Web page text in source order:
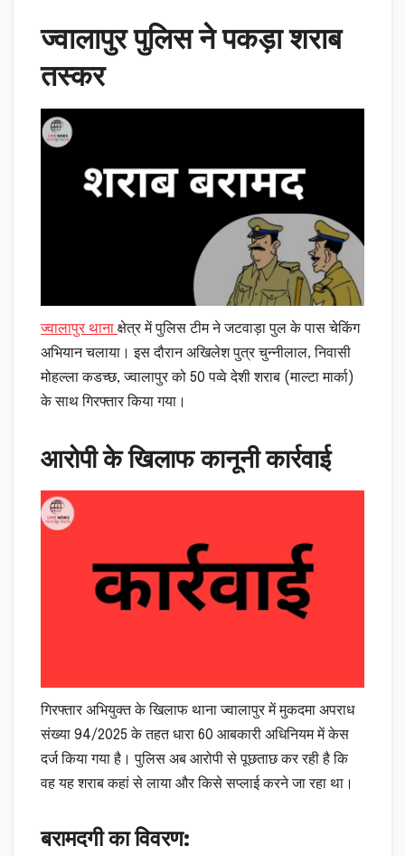
ज्वालापुर पुलिस ने पकड़ा शराब
तस्कर
ज्वालापुर थाना क्षेत्र में पुलिस टीम ने जटवाड़ा पुल के पास चेकिंग
अभियान चलाया। इस दौरान अखिलेश पुत्र चुन्नीलाल, निवासी
मोहल्ला कडच्छ, ज्वालापुर को 50 पव्वे देशी शराब (माल्टा मार्का)
के साथ गिरफ्तार किया गया।
आरोपी के खिलाफ कानूनी कार्रवाई
गिरफ्तार अभियुक्त के खिलाफ थाना ज्वालापुर में मुकदमा अपराध
संख्या 94/2025 के तहत धारा 60 आबकारी अधिनियम में केस
दर्ज किया गया है। पुलिस अब आरोपी से पूछताछ कर रही है कि
वह यह शराब कहां से लाया और किसे सप्लाई करने जा रहा था।
बरामदगी का विवरण: